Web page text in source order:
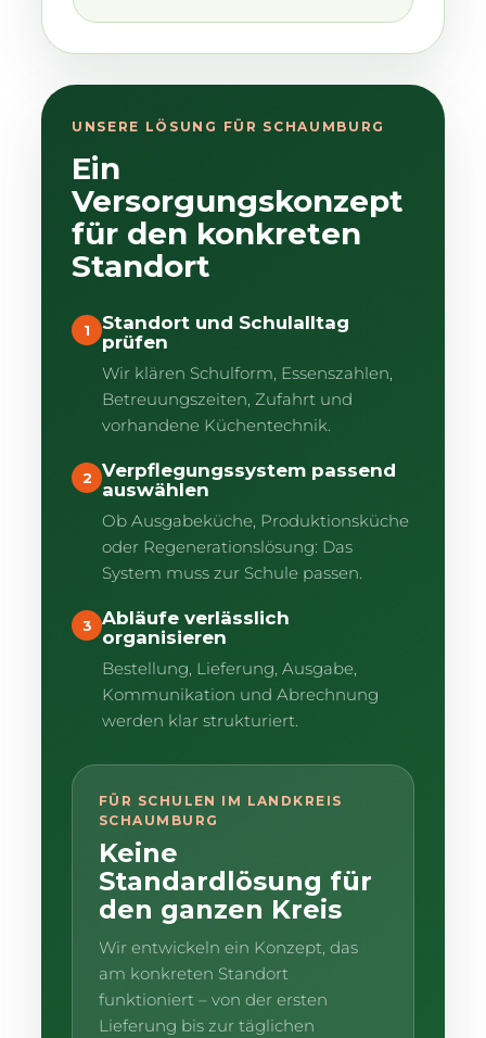
UNSERE LÖSUNG FÜR SCHAUMBURG
Ein
Versorgungskonzept
für den konkreten
Standort
1
Standort und Schulalltag
prüfen
Wir klären Schulform, Essenszahlen,
Betreuungszeiten, Zufahrt und
vorhandene Küchentechnik.
2
Verpflegungssystem passend
auswählen
Ob Ausgabeküche, Produktionsküche
oder Regenerationslösung: Das
System muss zur Schule passen.
3
Abläufe verlässlich
organisieren
Bestellung, Lieferung, Ausgabe,
Kommunikation und Abrechnung
werden klar strukturiert.
FÜR SCHULEN IM LANDKREIS
SCHAUMBURG
Keine
Standardlösung für
den ganzen Kreis
Wir entwickeln ein Konzept, das
am konkreten Standort
funktioniert – von der ersten
Lieferung bis zur täglichen